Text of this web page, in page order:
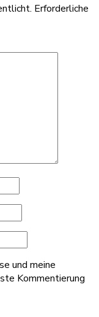
Erforderliche
und meine
Kommentierung